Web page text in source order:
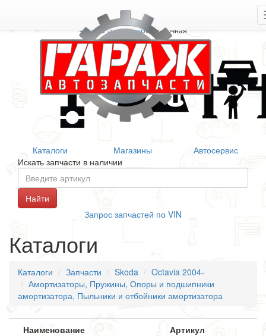
+7 906 377 46 46Справочная
Каталоги Магазины
Автосервис
Искать запчасти в наличии
Запрос запчастей по VIN
Каталоги
Каталоги Запчасти Skoda
Octavia 2004-
Амортизаторы, Пружины, Опоры и подшипники
амортизатора, Пыльники и отбойники амортизатора
Наименование Артикул